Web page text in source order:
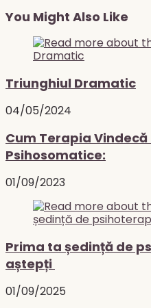
You Might Also Like
Triunghiul Dramatic
04/05/2024
Cum Terapia
Psihosomatice:
01/09/2023
Prima ta ședință de
aștepți
01/09/2025